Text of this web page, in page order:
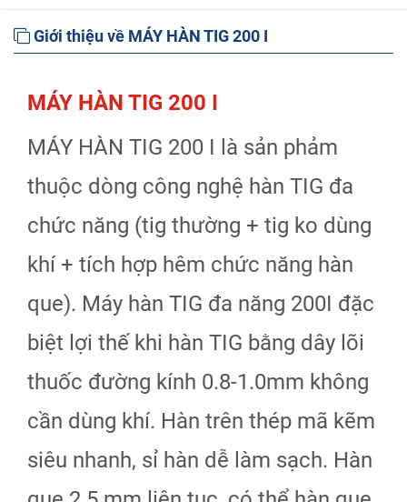
Giới thiệu về MÁY HÀN TIG 200 I
MÁY HÀN TIG 200 I
MÁY HÀN TIG 200 I là sản phảm
thuộc dòng công nghệ hàn TIG đa
chức năng (tig thường + tig ko dùng
khí + tích hợp hêm chức năng hàn
que). Máy hàn TIG đa năng 200I đặc
biệt lợi thế khi hàn TIG bằng dây lõi
thuốc đường kính 0.8-1.0mm không
cần dùng khí. Hàn trên thép mã kẽm
siêu nhanh, sỉ hàn dễ làm sạch. Hàn